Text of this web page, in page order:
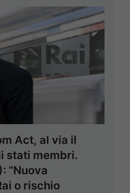
Act, al via il
stati membri.
“Nuova
o rischio